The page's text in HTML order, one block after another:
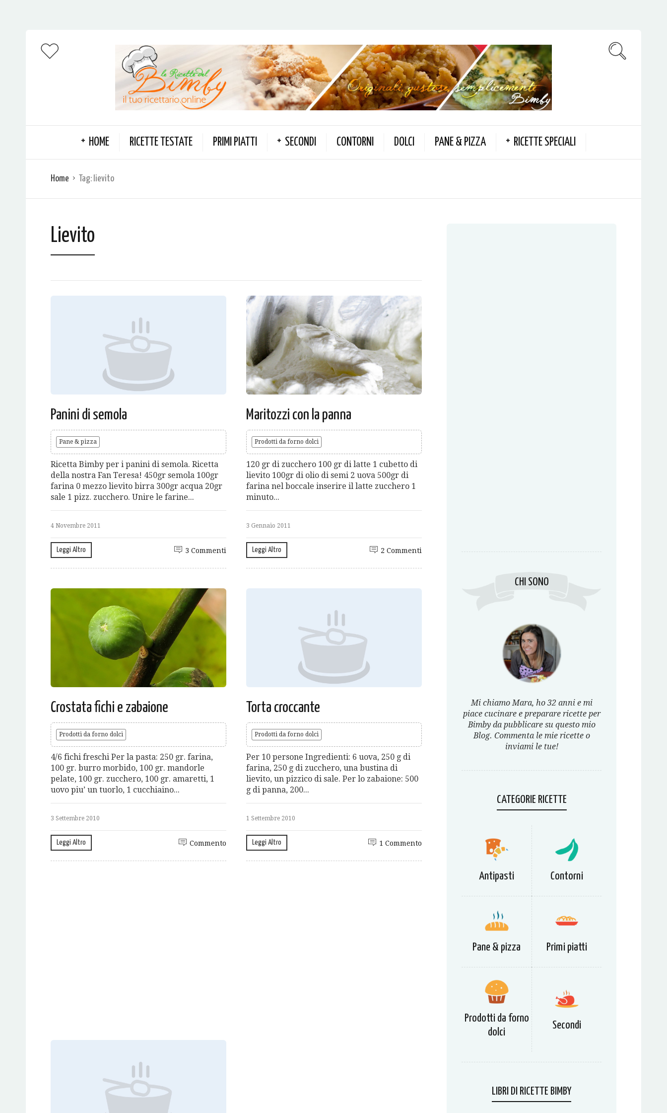
HOME RICETTE TESTATE PRIMI PIATTI SECONDI CONTORNI DOLCI PANE & PIZZA RICETTE SPECIALI
Home Tag: lievito
Lievito
Panini di semola
Pane & pizza
Ricetta Bimby per i panini di semola. Ricetta
della nostra Fan Teresa! 450gr semola 100gr
farina 0 mezzo lievito birra 300gr acqua 20gr
sale 1 pizz. zucchero. Unire le farine...
4 Novembre 2011
Leggi Altro 3 Commenti
Maritozzi con la panna
Prodotti da forno dolci
120 gr di zucchero 100 gr di latte 1 cubetto di
lievito 100gr di olio di semi 2 uova 500gr di
farina nel boccale inserire il latte zucchero 1
minuto...
3 Gennaio 2011
Leggi Altro 2 Commenti
Crostata fichi e zabaione
Prodotti da forno dolci
4/6 fichi freschi Per la pasta: 250 gr. farina,
100 gr. burro morbido, 100 gr. mandorle
pelate, 100 gr. zucchero, 100 gr. amaretti, 1
uovo piu’ un tuorlo, 1 cucchiaino...
3 Settembre 2010
Leggi Altro Commento
Torta croccante
Prodotti da forno dolci
Per 10 persone Ingredienti: 6 uova, 250 g di
farina, 250 g di zucchero, una bustina di
lievito, un pizzico di sale. Per lo zabaione: 500
g di panna, 200...
1 Settembre 2010
Leggi Altro 1 Commento
CHI SONO
Mi chiamo Mara, ho 32 anni e mi
piace cucinare e preparare ricette per
Bimby da pubblicare su questo mio
Blog. Commenta le mie ricette o
inviami le tue!
CATEGORIE RICETTE
Antipasti Contorni
Pane & pizza Primi piatti
Prodotti da forno
dolci
Secondi
LIBRI DI RICETTE BIMBY